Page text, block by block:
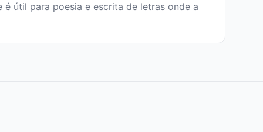
útil para poesia e escrita de letras onde a